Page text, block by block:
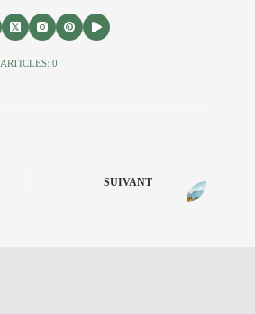
ARTICLES: 0
SUIVANT